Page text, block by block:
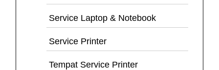
Service Laptop & Notebook
Service Printer
Tempat Service Printer